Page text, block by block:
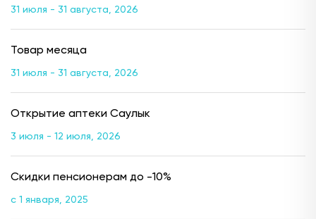
31 июля - 31 августа, 2026
Товар месяца
31 июля - 31 августа, 2026
Открытие аптеки Саулык
3 июля - 12 июля, 2026
Скидки пенсионерам до -10%
с 1 января, 2025